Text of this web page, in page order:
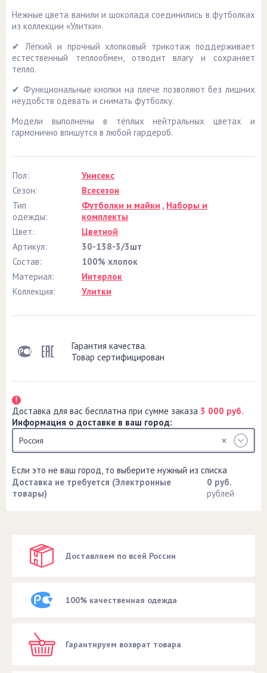
Нежные цвета ванили и шоколада соединились в футболках
из коллекции «Улитки».
✔ Лёгкий и прочный хлопковый трикотаж поддерживает
естественный теплообмен, отводит влагу и сохраняет
тепло.
✔ Функциональные кнопки на плече позволяют без лишних
неудобств одевать и снимать футболку.
Модели выполнены в тёплых нейтральных цветах и
гармонично впишутся в любой гардероб.
Пол:
Унисекс
Сезон:
Всесезон
Тип
одежды:
Футболки и майки , Наборы и
комплекты
Цвет:
Цветной
Артикул:
30-138-3/3шт
Состав:
100% хлопок
Материал:
Интерлок
Коллекция:
Улитки
Гарантия качества.
Товар сертифицирован
Доставка для вас бесплатна при сумме заказа 3 000 руб.
Информация о доставке в ваш город:
Россия
Если это не ваш город, то выберите нужный из списка
Доставка не требуется (Электронные
товары)
0 руб.
рублей
Доставляем по всей России
100% качественная одежда
Гарантируем возврат товара